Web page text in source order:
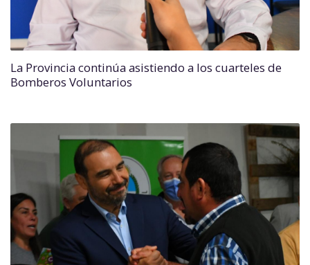
La Provincia continúa asistiendo a los cuarteles de
Bomberos Voluntarios